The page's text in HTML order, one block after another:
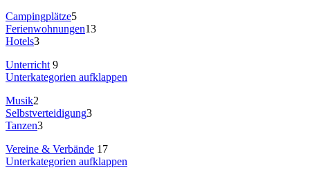
Campingplätze5
Ferienwohnungen13
Hotels3
Unterricht 9
Unterkategorien aufklappen
Musik2
Selbstverteidigung3
Tanzen3
Vereine & Verbände 17
Unterkategorien aufklappen